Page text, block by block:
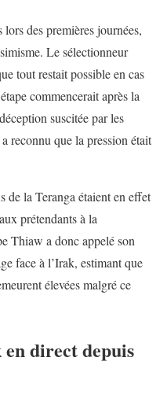
des premières journées,
Le sélectionneur
tout restait possible en cas
commencerait après la
suscitée par les
reconnu que la pression était
la Teranga étaient en effet
prétendants à la
Thiaw a donc appelé son
face à l’Irak, estimant que
élevées malgré ce
direct depuis